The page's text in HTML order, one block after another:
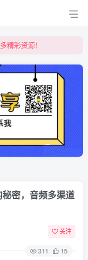
精彩资源！
精彩资源！
密，音频多渠道
关注
311 15